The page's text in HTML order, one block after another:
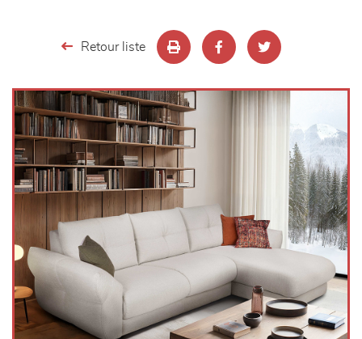
décoration
Retour liste